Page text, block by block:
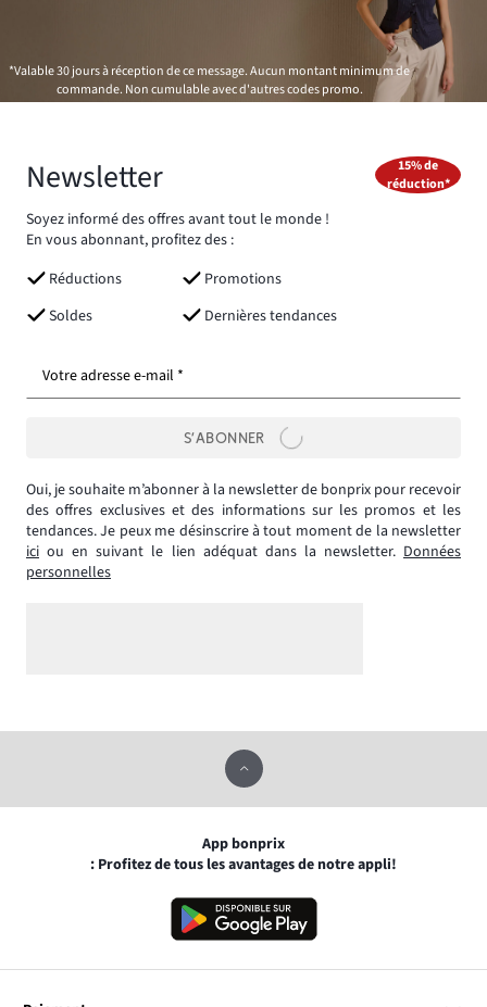
*Valable 30 jours à réception de ce message. Aucun montant minimum de
commande. Non cumulable avec d'autres codes promo.
Newsletter
Soyez informé des offres avant tout le monde !
En vous abonnant, profitez des :
Réductions
Promotions
Soldes
Dernières tendances
15% de
réduction*
Votre adresse e-mail *
S’ABONNER
Oui, je souhaite m’abonner à la newsletter de bonprix pour recevoir
des offres exclusives et des informations sur les promos et les
tendances. Je peux me désinscrire à tout moment de la newsletter
ici ou en suivant le lien adéquat dans la newsletter. Données
personnelles
App bonprix
: Profitez de tous les avantages de notre appli!